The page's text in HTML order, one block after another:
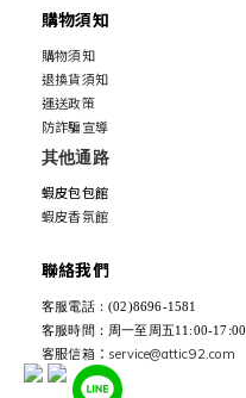
購物須知
購物須知
退換貨須知
運送政策
防詐騙宣導
其他通路
蝦皮包包館
蝦皮香氛館
聯絡我們
客服電話：(02)8696-1581
客服時間：周一至周五11:00-17:00
客服信箱：service@attic92.com